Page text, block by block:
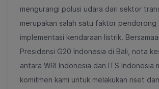
mengurangi polusi udara dari sektor
merupakan salah satu faktor pendorong
implementasi kendaraan listrik.
Presidensi G20 Indonesia di Bali, nota
antara WRI Indonesia dan ITS Indonesia
komitmen kami untuk melakukan riset